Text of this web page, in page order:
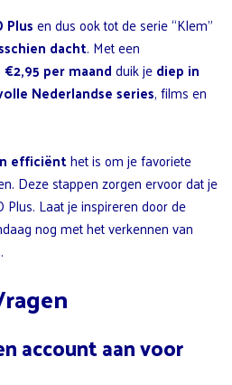
en dus ook tot de serie “Klem”
dacht. Met een
per maandduik jediep in
Nederlandse series, films en
efficiënthet is om je favoriete
Deze stappen zorgen ervoor dat je
Laat je inspireren door de
nog met het verkennen van
account aan voor